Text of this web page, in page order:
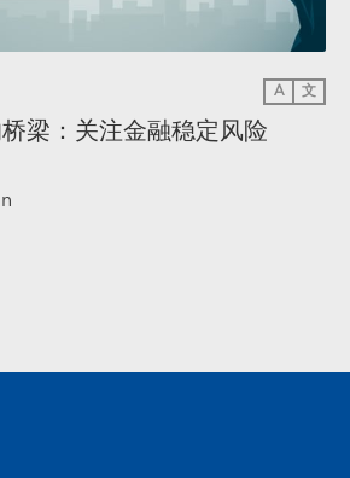
A 文
梁：关注金融稳定风险